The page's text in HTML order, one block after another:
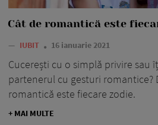
Cât de romantică este
— IUBIT 16 ianuarie 2021
Cucerești cu o simplă privire sau
partenerul cu gesturi romantice?
romantică este fiecare zodie.
+ MAI MULTE